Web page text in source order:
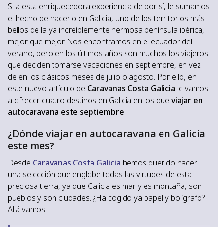
Si a esta enriquecedora experiencia de por sí, le sumamos
el hecho de hacerlo en Galicia, uno de los territorios más
bellos de la ya increíblemente hermosa península ibérica,
mejor que mejor. Nos encontramos en el ecuador del
verano, pero en los últimos años son muchos los viajeros
que deciden tomarse vacaciones en septiembre, en vez
de en los clásicos meses de julio o agosto. Por ello, en
este nuevo artículo de Caravanas Costa Galicia le vamos
a ofrecer cuatro destinos en Galicia en los que viajar en
autocaravana este septiembre.
¿Dónde viajar en autocaravana en Galicia
este mes?
Desde Caravanas Costa Galicia hemos querido hacer
una selección que englobe todas las virtudes de esta
preciosa tierra, ya que Galicia es mar y es montaña, son
pueblos y son ciudades. ¿Ha cogido ya papel y bolígrafo?
Allá vamos: